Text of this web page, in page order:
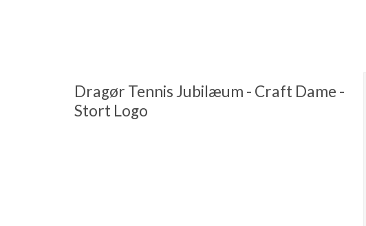
Dragør Tennis Jubilæum - Craft Dame -
Stort Logo